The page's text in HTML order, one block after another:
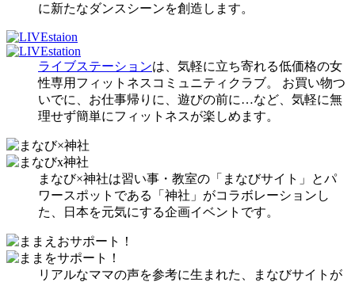
に新たなダンスシーンを創造します。
ライブステーションは、気軽に立ち寄れる低価格の女
性専用フィットネスコミュニティクラブ。 お買い物つ
いでに、お仕事帰りに、遊びの前に…など、気軽に無
理せず簡単にフィットネスが楽しめます。
まなび×神社は習い事・教室の「まなびサイト」とパ
ワースポットである「神社」がコラボレーションし
た、日本を元気にする企画イベントです。
リアルなママの声を参考に生まれた、まなびサイトが